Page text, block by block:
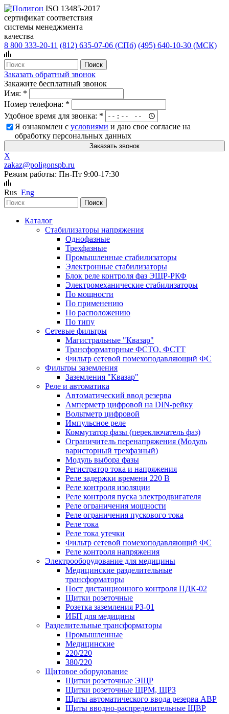
ISO 13485-2017
сертификат соответствия
системы менеджмента
качества
8 800 333-20-11 (812) 635-07-06 (СПб) (495) 640-10-30 (МСК)
Заказать обратный звонок
Закажите бесплатный звонок
Имя: *
Номер телефона: *
Удобное время для звонка: *
Я ознакомлен сусловиями и даю свое согласие на
обработку персональных данных
X
zakaz@poligonspb.ru
Режим работы: Пн-Пт 9:00-17:30
Rus Eng
Каталог
Стабилизаторы напряжения
Однофазные
Трехфазные
Промышленные стабилизаторы
Электронные стабилизаторы
Блок реле контроля фаз ЭЩР-РКФ
Электромеханические стабилизаторы
По мощности
По применению
По расположению
По типу
Сетевые фильтры
Магистральные "Квазар"
Трансформаторные ФСТО, ФСТТ
Фильтр сетевой помехоподавляющий ФС
Фильтры заземления
Заземления "Квазар"
Реле и автоматика
Автоматический ввод резерва
Амперметр цифровой на DIN-рейку
Вольтметр цифровой
Импульсное реле
Коммутатор фазы (переключатель фаз)
Ограничитель перенапряжения (Модуль
варисторный трехфазный)
Модуль выбора фазы
Регистратор тока и напряжения
Реле задержки времени 220 В
Реле контроля изоляции
Реле контроля пуска электродвигателя
Реле ограничения мощности
Реле ограничения пускового тока
Реле тока
Реле тока утечки
Фильтр сетевой помехоподавляющий ФС
Реле контроля напряжения
Электрооборудование для медицины
Медицинские разделительные
трансформаторы
Пост дистанционного контроля ПДК-02
Щитки розеточные
Розетка заземления РЗ-01
ИБП для медицины
Разделительные трансформаторы
Промышленные
Медицинские
220/220
380/220
Щитовое оборудование
Щитки розеточные ЭЩР
Щитки розеточные ЩРМ, ЩРЗ
Щиты автоматического ввода резерва АВР
Щиты вводно-распределительные ЩВР